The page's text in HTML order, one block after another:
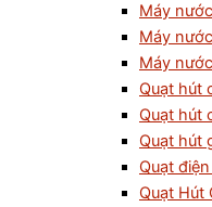
Máy
Máy
Máy
Quạt hút
Quạt hút
Quạt hút
Quạt
Quạt Hút